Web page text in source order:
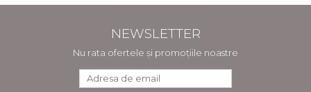
NEWSLETTER
Nu rata ofertele și promoțiile noastre